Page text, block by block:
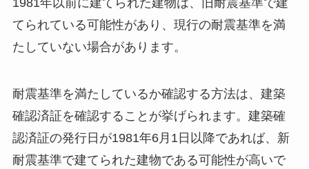
1981年以前に建てられた建物は、旧耐震基準で建
てられている可能性があり、現行の耐震基準を満
たしていない場合があります。
耐震基準を満たしているか確認する方法は、建築
確認済証を確認することが挙げられます。建築確
認済証の発行日が1981年6月1日以降であれば、新
耐震基準で建てられた建物である可能性が高いで